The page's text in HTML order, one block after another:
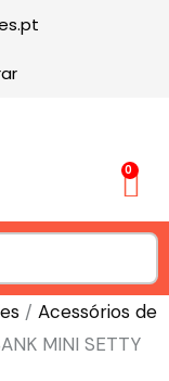
0
/ Acessórios de
MINI SETTY